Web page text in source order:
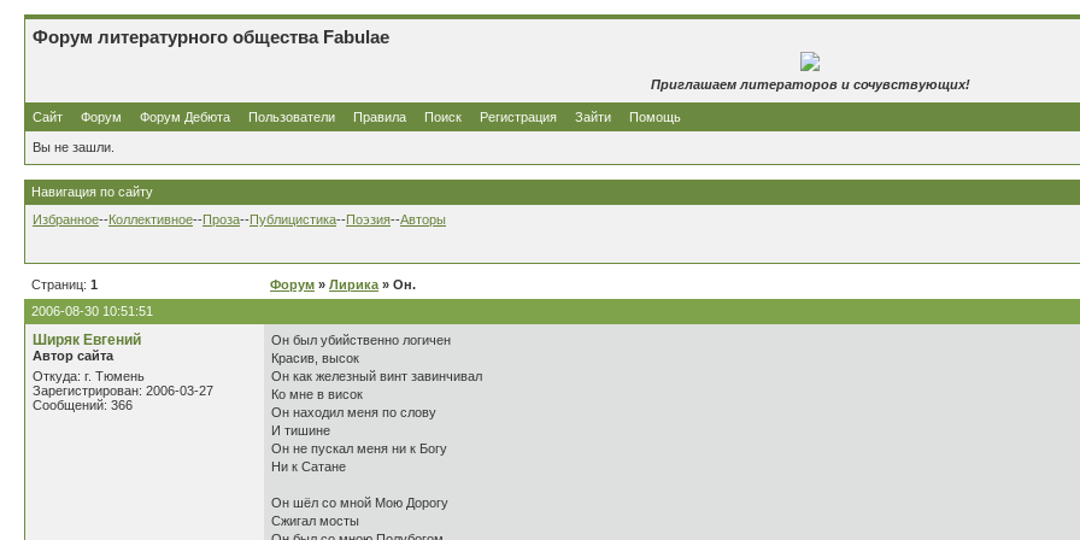
Форум литературного общества Fabulae
Приглашаем литераторов и сочувствующих!
Сайт Форум Форум Дебюта Пользователи Правила Поиск Регистрация Зайти Помощь
Вы не зашли.
Навигация по сайту
Избранное--Коллективное--Проза--Публицистика--Поэзия--Авторы
Страниц: 1 Форум » Лирика » Он.
2006-08-30 10:51:51
Ширяк Евгений
Автор сайта
Откуда: г. Тюмень
Зарегистрирован: 2006-03-27
Сообщений: 366
Он был убийственно логичен
Красив, высок
Он как железный винт завинчивал
Ко мне в висок
Он находил меня по слову
И тишине
Он не пускал меня ни к Богу
Ни к Сатане
Он шёл со мной Мою Дорогу
Сжигал мосты